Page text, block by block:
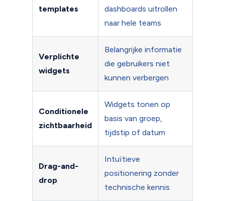
templates
dashboards uitrollen
naar hele teams
Verplichte
widgets
Belangrijke informatie
die gebruikers niet
kunnen verbergen
Conditionele
zichtbaarheid
Widgets tonen op
basis van groep,
tijdstip of datum
Drag-and-
drop
Intuïtieve
positionering zonder
technische kennis